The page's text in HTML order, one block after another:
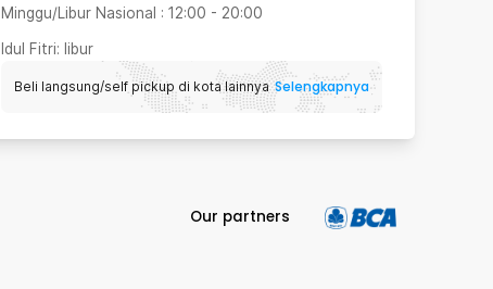
Minggu/Libur Nasional : 12:00 - 20:00
Idul Fitri: libur
Beli langsung/self pickup di kota lainnya Selengkapnya
Our partners